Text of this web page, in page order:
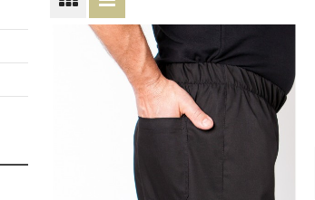
Facas Livros
T-Shirts
Senhora